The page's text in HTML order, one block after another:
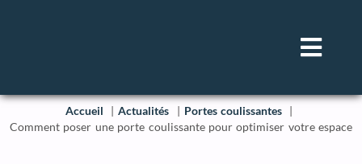
Accueil Actualités
Portes coulissantes
Comment poser une porte coulissante pour optimiser votre espace